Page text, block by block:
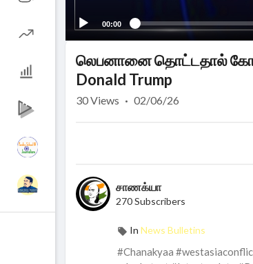
00:00
லெபனானை தொட்டதால்
Donald Trump
30Views · 02/06/26
சாணக்யா
270 Subscribers
In News Bulletins
#Chanakyaa